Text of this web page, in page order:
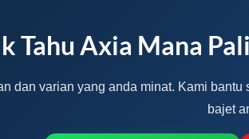
Tahu Axia Mana
dan varian yang anda minat. Kami
bajet